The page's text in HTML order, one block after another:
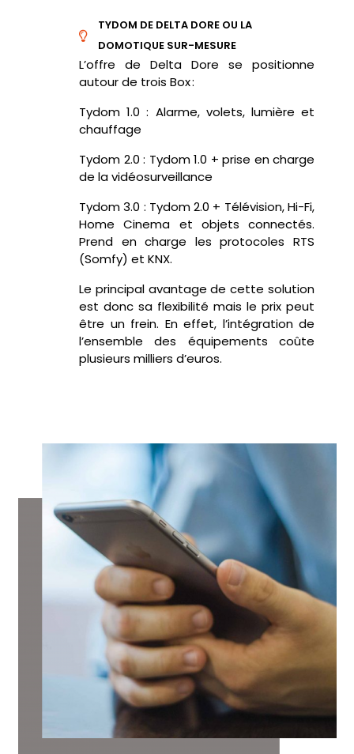
TYDOM DE DELTA DORE OU LA
DOMOTIQUE SUR-MESURE
L’offre de Delta Dore se positionne
autour de trois Box :
Tydom 1.0 : Alarme, volets, lumière et
chauffage
Tydom 2.0 : Tydom1.0 + prise en charge
de la vidéosurveillance
Tydom3.0 : Tydom2.0 + Télévision, Hi-Fi,
HomeCinema et objets connectés.
Prend en charge les protocoles RTS
(Somfy) et KNX.
Le principal avantage de cette solution
est donc sa flexibilité mais le prix peut
être un frein. En effet, l’intégration de
l’ensemble des équipements coûte
plusieurs milliers d’euros.